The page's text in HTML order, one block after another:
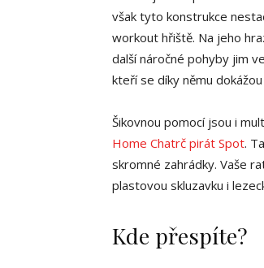
však tyto konstrukce
workout hřiště. Na jeho
další náročné pohyby jim
kteří se díky němu
Šikovnou pomocí jsou i
Home Chatrč pirát Spot.
skromné zahrádky. Vaše
plastovou skluzavku i
Kde přespíte?